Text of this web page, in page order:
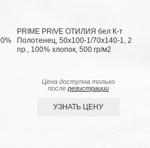
PRIME PRIVE ОТИЛИЯ бел К-т
Полотенец, 50x100-1/70х140-1, 2
пр., 100% хлопок, 500 гр/м2
Цена доступна только
послерегистрации
УЗНАТЬ ЦЕНУ